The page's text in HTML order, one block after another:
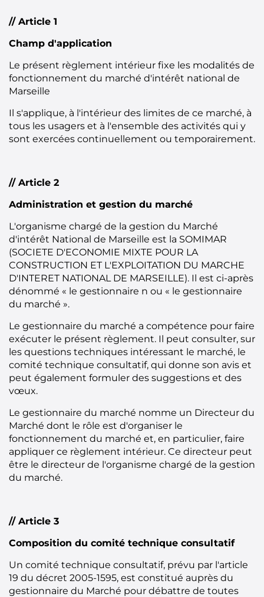
// Article 1
Champ d'application
Le présent règlement intérieur fixe les modalités de
fonctionnement du marché d'intérêt national de
Marseille
Il s'applique, à l'intérieur des limites de ce marché, à
tous les usagers et à l'ensemble des activités qui y
sont exercées continuellement ou temporairement.
// Article 2
Administration et gestion du marché
L'organisme chargé de la gestion du Marché
d'intérêt National de Marseille est la SOMIMAR
(SOCIETE D'ECONOMIE MIXTE POUR LA
CONSTRUCTION ET L'EXPLOITATION DU MARCHE
D'INTERET NATIONAL DE MARSEILLE). Il est ci-après
dénommé « le gestionnaire n ou « le gestionnaire
du marché ».
Le gestionnaire du marché a compétence pour faire
exécuter le présent règlement. Il peut consulter, sur
les questions techniques intéressant le marché, le
comité technique consultatif, qui donne son avis et
peut également formuler des suggestions et des
vœux.
Le gestionnaire du marché nomme un Directeur du
Marché dont le rôle est d'organiser le
fonctionnement du marché et, en particulier, faire
appliquer ce règlement intérieur. Ce directeur peut
être le directeur de l'organisme chargé de la gestion
du marché.
// Article 3
Composition du comité technique consultatif
Un comité technique consultatif, prévu par l'article
19 du décret 2005-1595, est constitué auprès du
gestionnaire du Marché pour débattre de toutes